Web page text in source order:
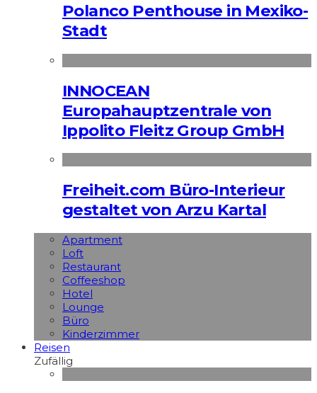
Polanco Penthouse in Mexiko-
Stadt
INNOCEAN
Europahauptzentrale von
Ippolito Fleitz Group GmbH
Freiheit.com Büro-Interieur
gestaltet von Arzu Kartal
Apart­ment
Loft
Restaurant
Coffeeshop
Hotel
Lounge
Büro
Kinderzimmer
Reisen
Zufällig